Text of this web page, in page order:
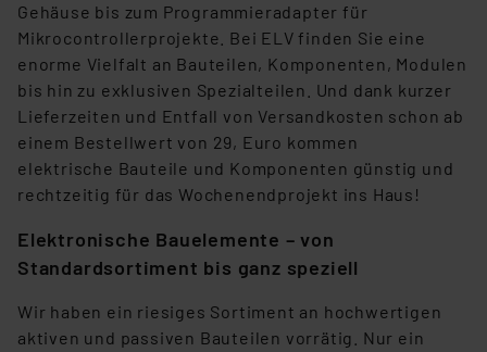
Gehäuse bis zum Programmieradapter für
Mikrocontrollerprojekte. Bei ELV finden Sie eine
enorme Vielfalt an Bauteilen, Komponenten, Modulen
bis hin zu exklusiven Spezialteilen. Und dank kurzer
Lieferzeiten und Entfall von Versandkosten schon ab
einem Bestellwert von 29, Euro kommen
elektrische Bauteile und Komponenten günstig und
rechtzeitig für das Wochenendprojekt ins Haus!
Elektronische Bauelemente – von
Standardsortiment bis ganz speziell
Wir haben ein riesiges Sortiment an hochwertigen
aktiven und passiven Bauteilen vorrätig. Nur ein